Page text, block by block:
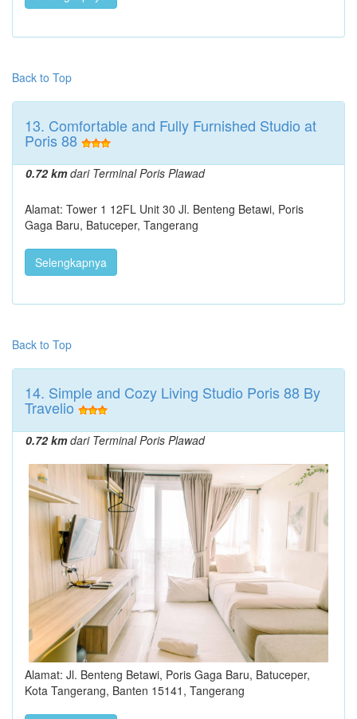
Back to Top
13. Comfortable and Fully Furnished Studio at
Poris 88
0.72 kmdari Terminal Poris Plawad
Alamat: Tower 1 12FL Unit 30 Jl. Benteng Betawi, Poris
Gaga Baru, Batuceper, Tangerang
Selengkapnya
Back to Top
14. Simple and Cozy Living Studio Poris 88 By
Travelio
0.72 kmdari Terminal Poris Plawad
Alamat: Jl. Benteng Betawi, Poris Gaga Baru, Batuceper,
Kota Tangerang, Banten 15141, Tangerang